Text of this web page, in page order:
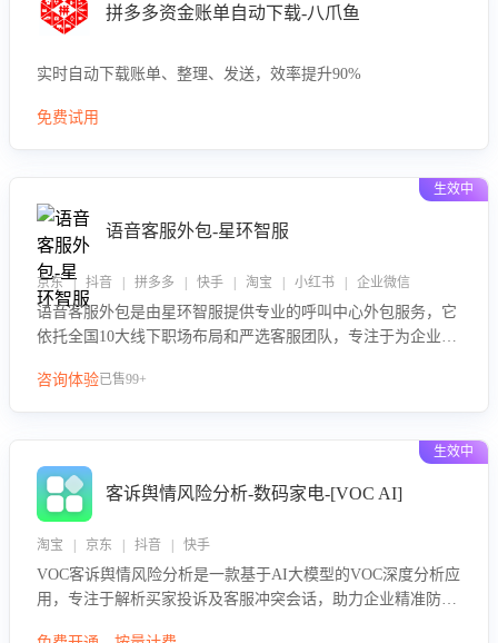
拼多多资金账单自动下载-八爪鱼
实时自动下载账单、整理、发送，效率提升90%
免费试用
生效中
语音客服外包-星环智服
京东 | 抖音 | 拼多多 | 快手 | 淘宝 | 小红书 | 企业微信
语音客服外包是由星环智服提供专业的呼叫中心外包服务，它
依托全国10大线下职场布局和严选客服团队，专注于为企业提
队和智能工具提升语音客服服务效率和质量，帮助企业实现降
咨询体验已售99+
生效中
客诉舆情风险分析-数码家电-[VOC AI]
淘宝 | 京东 | 抖音 | 快手
VOC客诉舆情风险分析是一款基于AI大模型的VOC深度分析应
用，专注于解析买家投诉及客服冲突会话，助力企业精准防控